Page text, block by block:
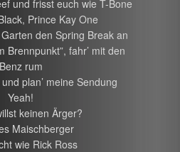
und frisst euch wie T-Bone
Prince Kay One
den Spring Break an
Brennpunkt”, fahr’ mit den
Benz rum
plan’ meine Sendung
Yeah!
keinen Ärger?
Maischberger
wie Rick Ross